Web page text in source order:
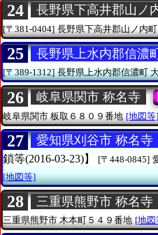
24 長野県下高井郡山ノ
[〒381-0404] 長野県下高井郡山ノ内町
25 長野県上水内郡信濃
[〒389-1312] 長野県上水内郡信濃町
26 岐阜県関市 称名寺
岐阜県関市 板取６８０９番地 [地図等]
27 愛知県刈谷市 称名寺
鎖等(2016-03-23)】
[〒448-0845]
[地図等]
28 三重県熊野市 称名寺
三重県熊野市木本町５４９番地 [地図